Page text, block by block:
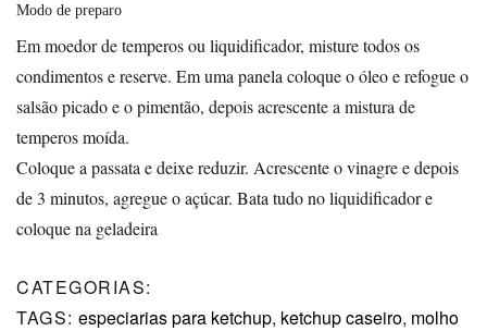
Modo de preparo
Em moedor de temperos ou liquidificador, misture todos os
condimentos e reserve. Em uma panela coloque o óleo e refogue o
salsão picado e o pimentão, depois acrescente a mistura de
temperos moída.
Coloque a passata e deixe reduzir. Acrescente o vinagre e depois
de 3 minutos, agregue o açúcar. Bata tudo no liquidificador e
coloque na geladeira
CATEGORIAS:
TAGS: especiarias para ketchup, ketchup caseiro, molho